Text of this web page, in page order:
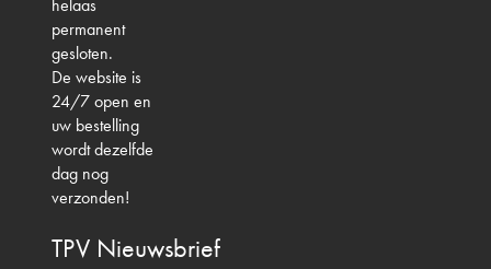
helaas
permanent
gesloten.
De website is
24/7 open en
uw bestelling
wordt dezelfde
dag nog
verzonden!
TPV Nieuwsbrief